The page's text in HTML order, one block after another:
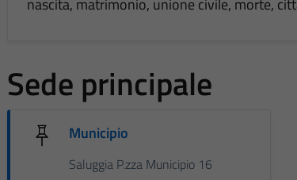
nascita, matrimonio, unione civile, morte,
Sede principale
Municipio
Saluggia P.zza Municipio 16